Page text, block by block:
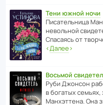
Тени южной ночи
Писа­тель­ница
невольной
Спасаясь от
‹Далее›
Восьмой
Руби Джонсон
в богатых
Манх­эт­тена. Она